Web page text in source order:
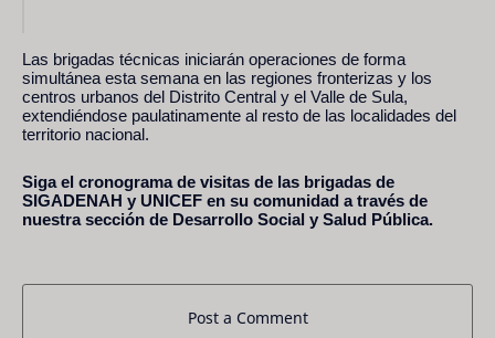
Las brigadas técnicas iniciarán operaciones de forma
simultánea esta semana en las regiones fronterizas y los
centros urbanos del Distrito Central y el Valle de Sula,
extendiéndose paulatinamente al resto de las localidades del
territorio nacional.
Siga el cronograma de visitas de las brigadas de
SIGADENAH y UNICEF en su comunidad a través de
nuestra sección de Desarrollo Social y Salud Pública.
Post a Comment